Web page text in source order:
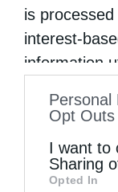
is
interest-
information
to your opt-
information
of
Personal
Opt Outs
I want to
Sharing
Opted In
βράδυ
κρατούνταν
της
Παρασκευή
στα βάσανα,